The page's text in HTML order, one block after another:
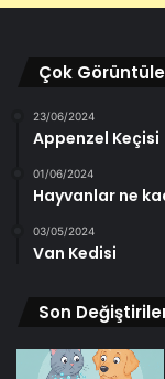
Çok
23/06/2024
Appenzel Keçisi
01/06/2024
Hayvanlar ne
03/05/2024
Van Kedisi
Son